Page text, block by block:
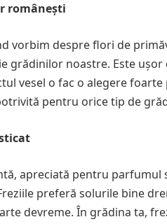
românești
vorbim despre flori de
grădinilor noastre. Este
vesel o fac o alegere
pentru orice tip de
apreciată pentru
preferă solurile bine
devreme. În grădina ta,